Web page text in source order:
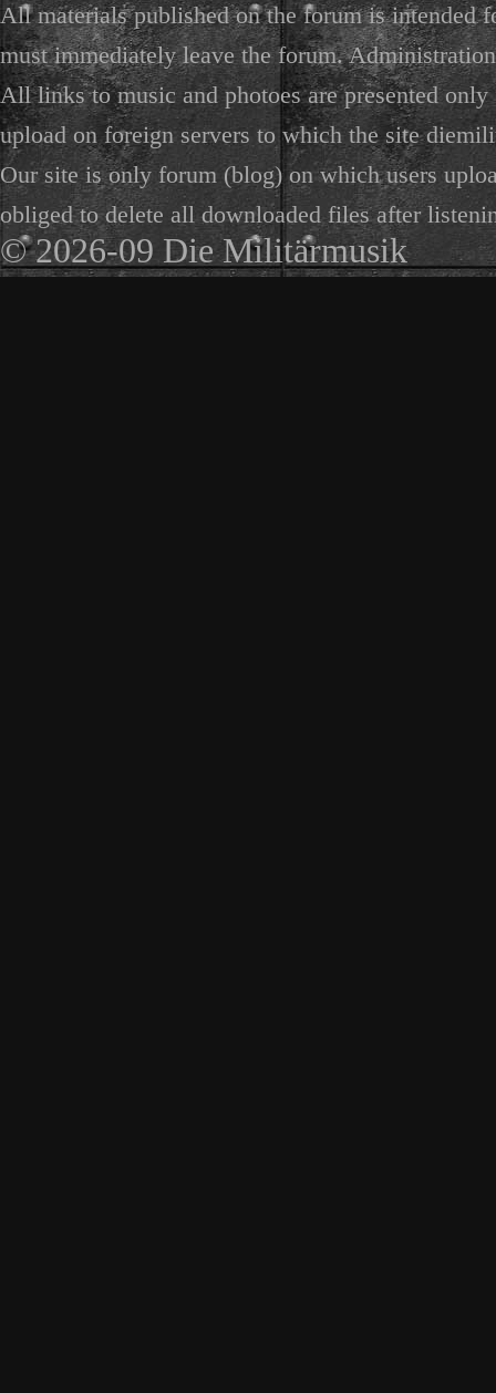
All materials published on the forum is intended
must immediately leave the forum.
All links to music and photoes are presented
upload on foreign servers to which the site
Our site is only forum (blog) on which users
obliged to delete all downloaded files after
© 2026-09 Die Militärmusik